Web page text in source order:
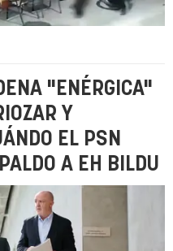
"ENÉRGICA"
Y
EL PSN
A EH BILDU